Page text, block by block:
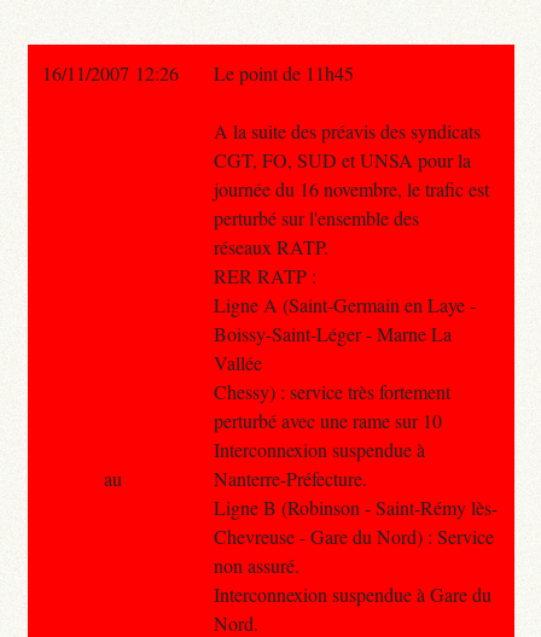
16/11/2007 12:26 Le point de 11h45
A la suite des préavis des syndicats
CGT, FO, SUD et UNSA pour la
journée du 16 novembre, le trafic est
perturbé sur l'ensemble des
réseaux RATP.
RER RATP :
Ligne A (Saint-Germain en Laye -
Boissy-Saint-Léger - Marne La
Vallée
Chessy) : service très fortement
perturbé avec une rame sur 10
Interconnexion suspendue à
Nanterre-Préfecture.
Ligne B (Robinson - Saint-Rémy lès-
Chevreuse - Gare du Nord) : Service
non assuré.
Interconnexion suspendue à Gare du
Nord.
au